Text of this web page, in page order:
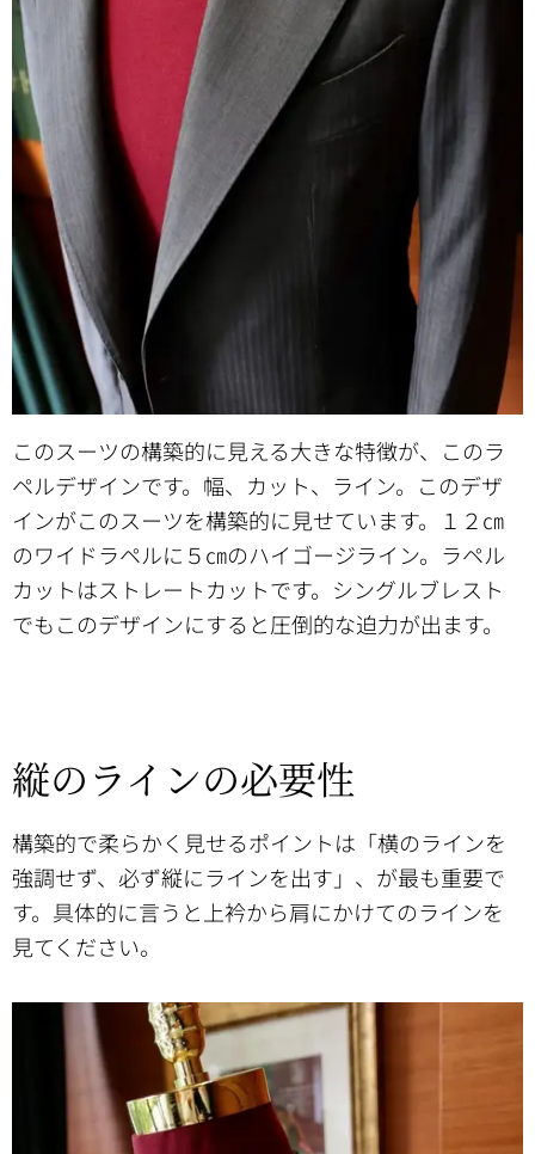
このスーツの構築的に見える大きな特徴が、このラ
ペルデザインです。幅、カット、ライン。このデザ
インがこのスーツを構築的に見せています。１２㎝
のワイドラペルに５㎝のハイゴージライン。ラペル
カットはストレートカットです。シングルブレスト
でもこのデザインにすると圧倒的な迫力が出ます。
縦のラインの必要性
構築的で柔らかく見せるポイントは「横のラインを
強調せず、必ず縦にラインを出す」、が最も重要で
す。具体的に言うと上衿から肩にかけてのラインを
見てください。